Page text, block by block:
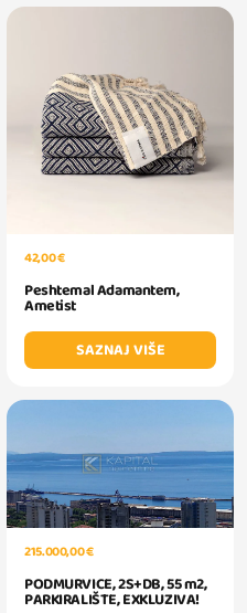
42,00 €
Peshtemal Adamantem,
Ametist
SAZNAJ VIŠE
215.000,00 €
PODMURVICE, 2S+DB, 55 m2,
PARKIRALIŠTE, EXKLUZIVA!